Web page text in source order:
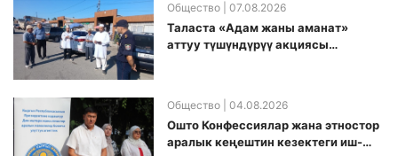
Общество | 07.08.2026
Таласта «Адам жаны аманат»
аттуу түшүндүрүү акциясы
Общество | 04.08.2026
Ошто Конфессиялар жана этностор
аралык кеңештин кезектеги иш-